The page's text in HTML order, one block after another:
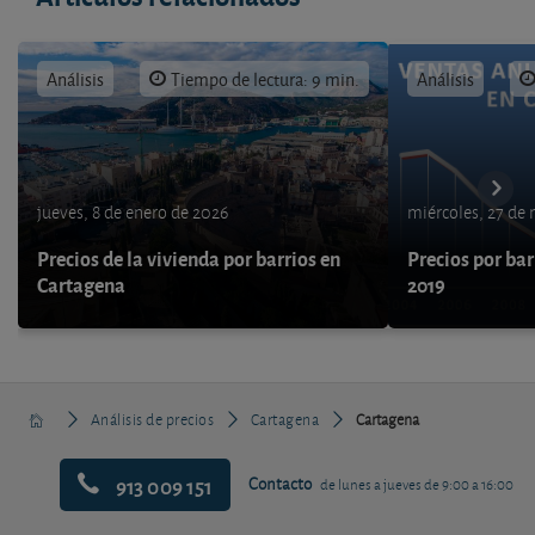
Análisis Tiempo de lectura: 9 min.
jueves, 8 de enero de 2026
Precios de la vivienda por barrios en
Cartagena
Análisis
miércoles, 27 de
Precios por
2019
Análisis de precios Cartagena Cartagena
913 009 151 Contacto de lunes a jueves de 9:00 a 16:00